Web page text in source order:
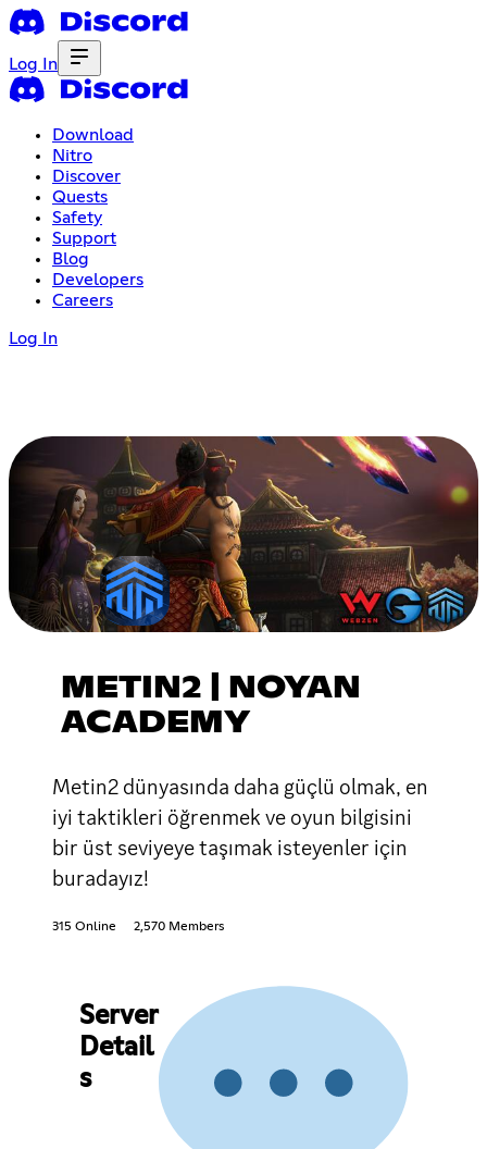
Log In
Download
Nitro
Discover
Quests
Safety
Support
Blog
Developers
Careers
Log In
METIN2 | NOYAN
ACADEMY
Metin2 dünyasında daha güçlü olmak, en
iyi taktikleri öğrenmek ve oyun bilgisini
bir üst seviyeye taşımak isteyenler için
buradayız!
315 Online 2,570 Members
Server
Detail
s